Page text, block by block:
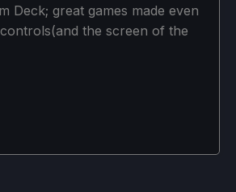
Deck; great games made even
the screen of the